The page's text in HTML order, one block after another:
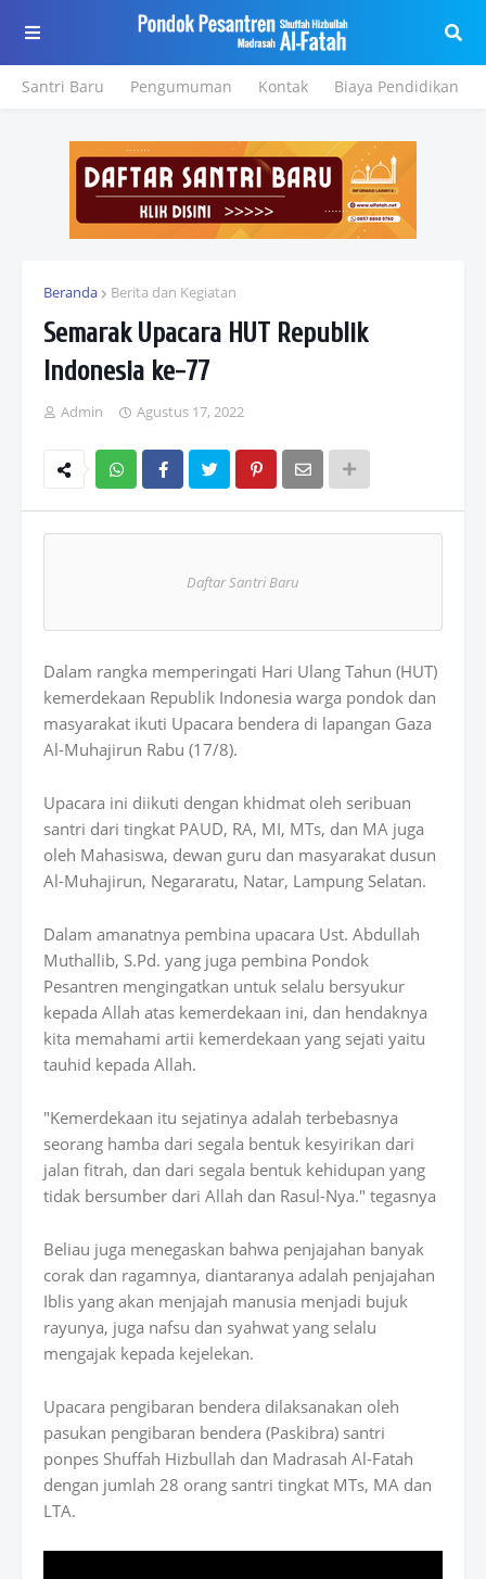
Santri Baru Pengumuman Kontak Biaya Pendidikan
Beranda Berita dan Kegiatan
Semarak Upacara HUT Republik
Indonesia ke-77
Admin Agustus 17, 2022
Wh
Daftar Santri Baru
Dalam rangka memperingati Hari Ulang Tahun (HUT)
kemerdekaan Republik Indonesia warga pondok dan
masyarakat ikuti Upacara bendera di lapangan Gaza
Al-Muhajirun Rabu (17/8).
Upacara ini diikuti dengan khidmat oleh seribuan
santri dari tingkat PAUD, RA, MI, MTs, dan MA juga
oleh Mahasiswa, dewan guru dan masyarakat dusun
Al-Muhajirun, Negararatu, Natar, Lampung Selatan.
Dalam amanatnya pembina upacara Ust. Abdullah
Muthallib, S.Pd. yang juga pembina Pondok
Pesantren mengingatkan untuk selalu bersyukur
kepada Allah atas kemerdekaan ini, dan hendaknya
kita memahami artii kemerdekaan yang sejati yaitu
tauhid kepada Allah.
"Kemerdekaan itu sejatinya adalah terbebasnya
seorang hamba dari segala bentuk kesyirikan dari
jalan fitrah, dan dari segala bentuk kehidupan yang
tidak bersumber dari Allah dan Rasul-Nya." tegasnya
Beliau juga menegaskan bahwa penjajahan banyak
corak dan ragamnya, diantaranya adalah penjajahan
Iblis yang akan menjajah manusia menjadi bujuk
rayunya, juga nafsu dan syahwat yang selalu
mengajak kepada kejelekan.
Upacara pengibaran bendera dilaksanakan oleh
pasukan pengibaran bendera (Paskibra) santri
ponpes Shuffah Hizbullah dan Madrasah Al-Fatah
dengan jumlah 28 orang santri tingkat MTs, MA dan
LTA.